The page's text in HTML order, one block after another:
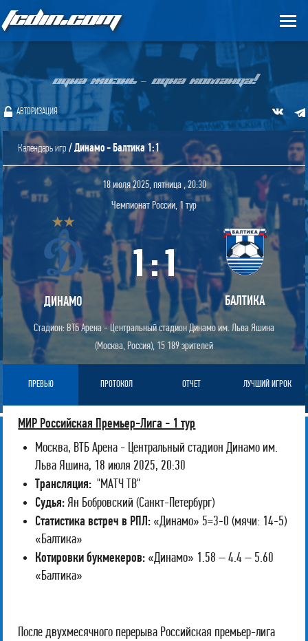
FCDIN.COM
ОДНА ЖИЗНЬ – ОДНА КОМАНДА!
АВТОРИЗАЦИЯ
Календарь игр / Динамо - Балтика 1:1
18 июля 2025, пятница , 20:30
Чемпионат России, 1 тур
ДИНАМО
1:1
БАЛТИКА
Стадион: ВТБ Арена - Центральный стадион Динамо им. Льва Яшина
(Москва, Россия), 15 189 зрителей
ПРЕВЬЮ ПРОТОКОЛ ОТЧЕТ ЛУЧШИЙ ИГРОК
МИР Российская Премьер-Лига - 1 тур
Москва, ВТБ Арена - Центральный стадион Динамо им.
Льва Яшина, 18 июля 2025, 20:30
Трансляция: "МАТЧ ТВ"
Судья:Ян Бобровский (Санкт-Петербург)
Статистика встреч в РПЛ: «Динамо» 5=3-0 (мячи: 14-5)
«Балтика»
Котировки букмекеров: «Динамо» 1.58 – 4.4 – 5.60
«Балтика»
После двухмесячного перерыва Российская премьер-лига